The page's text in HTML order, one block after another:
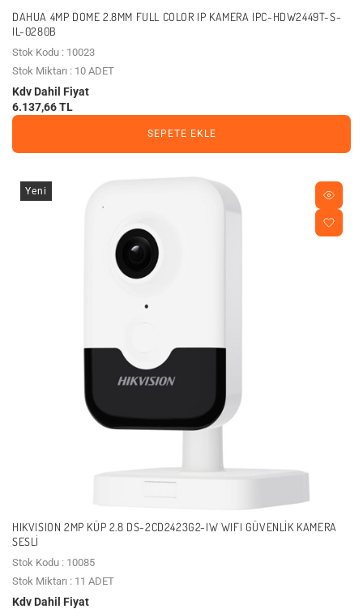
DAHUA 4MP DOME 2.8MM FULL COLOR IP KAMERA IPC-HDW2449T-S-
IL-0280B
Stok Kodu : 10023
Stok Miktarı : 10 ADET
Kdv Dahil Fiyat
6.137,66 TL
SEPETE EKLE
Yeni
HIKVISION 2MP KÜP 2.8 DS-2CD2423G2-IW WIFI GÜVENLIK KAMERA
SESLI
Stok Kodu : 10085
Stok Miktarı : 11 ADET
Kdv Dahil Fiyat